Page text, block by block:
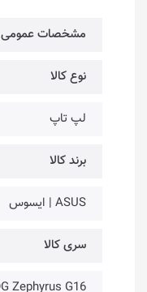
مشخصات عمومی
نوع کالا
لپ تاپ
برند کالا
ASUS | ایسوس
سری کالا
Zephyrus G16